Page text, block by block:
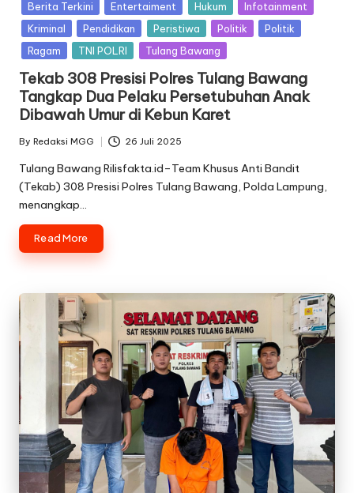
Berita Terkini Entertaiment Hukum
Infotainment
Kriminal
Pendidikan Peristiwa Politik
Politik
Ragam
TNI POLRI Tulang Bawang
Tekab 308 Presisi Polres Tulang Bawang
Tangkap Dua Pelaku Persetubuhan Anak
Dibawah Umur di Kebun Karet
Posted
by
By Redaksi MGG 26 Juli 2025
Tulang Bawang Rilisfakta.id–Team Khusus Anti Bandit
(Tekab) 308 Presisi Polres Tulang Bawang, Polda Lampung,
menangkap…
Read More